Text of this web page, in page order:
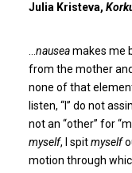
Posted: October
Julia Kristeva,
nauseamakes me
from the mother
none of that
listen, “I” do not
not an “other” for
myself, I spitmyself
motion through